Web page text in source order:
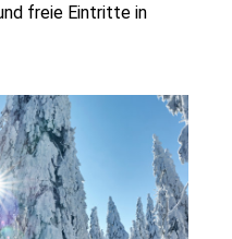
freie Eintritte in